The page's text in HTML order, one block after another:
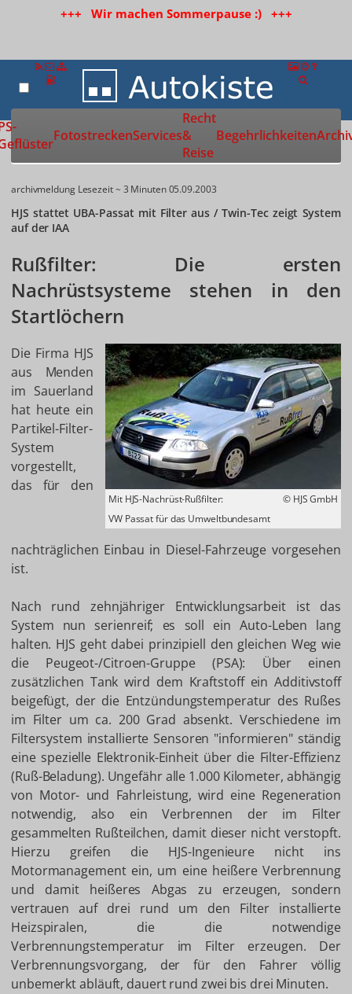
+++ Wir machen Sommerpause :) +++
Zur Startseite
FotostreckenServices
Recht
&
Reise
Begehrlichkeiten
archivmeldung Lesezeit ~ 3 Minuten05.09.2003
HJS stattet UBA-Passat mit Filter aus / Twin-Tec zeigt System
auf der IAA
Rußfilter: Die ersten
Nachrüstsysteme stehen in den
Startlöchern
Mit HJS-Nachrüst-Rußfilter:
© HJS GmbH
VW Passat für das Umweltbundesamt
Die Firma HJS
aus Menden
im Sauerland
hat heute ein
Partikel-Filter-
System
vorgestellt,
das für den
nachträglichen Einbau in Diesel-Fahrzeuge vorgesehen
ist.
Nach rund zehnjähriger Entwicklungsarbeit ist das
System nun serienreif; es soll ein Auto-Leben lang
halten. HJS geht dabei prinzipiell den gleichen Weg wie
die Peugeot-/Citroen-Gruppe (PSA): Über einen
zusätzlichen Tank wird dem Kraftstoff ein Additivstoff
beigefügt, der die Entzündungstemperatur des Rußes
im Filter um ca. 200 Grad absenkt. Verschiedene im
Filtersystem installierte Sensoren "informieren" ständig
eine spezielle Elektronik-Einheit über die Filter-Effizienz
(Ruß-Beladung). Ungefähr alle 1.000 Kilometer, abhängig
von Motor- und Fahrleistung, wird eine Regeneration
notwendig, also ein Verbrennen der im Filter
gesammelten Rußteilchen, damit dieser nicht verstopft.
Hierzu greifen die HJS-Ingenieure nicht ins
Motormanagement ein, um eine heißere Verbrennung
und damit heißeres Abgas zu erzeugen, sondern
vertrauen auf drei rund um den Filter installierte
Heizspiralen, die die notwendige
Verbrennungstemperatur im Filter erzeugen. Der
Verbrennungsvorgang, der für den Fahrer völlig
unbemerkt abläuft, dauert rund zwei bis drei Minuten.